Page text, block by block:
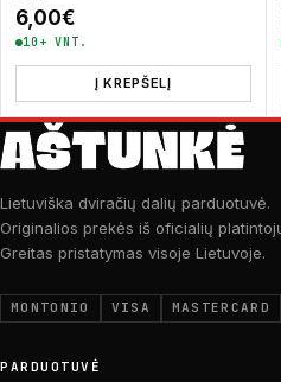
6,00€
10+ VNT.
Į KREPŠELĮ
Lietuviška dviračių dalių parduotuvė.
Originalios prekės iš oficialių
Greitas pristatymas visoje Lietuvoje.
MONTONIO VISA MASTERCARD
PARDUOTUVĖ